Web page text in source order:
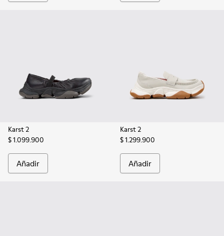
Karst 2
$ 1.099.900
Añadir
Karst 2
$ 1.299.900
Añadir